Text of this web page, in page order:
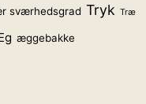
sværhedsgrad Tryk Træ
æggebakke